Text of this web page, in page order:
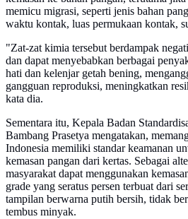
memicu migrasi, seperti jenis bahan
waktu kontak, luas permukaan kontak,
"Zat-zat kimia tersebut berdampak
dan dapat menyebabkan berbagai
hati dan kelenjar getah bening,
gangguan reproduksi, meningkatkan
kata dia.
Sementara itu, Kepala Badan
Bambang Prasetya mengatakan,
Indonesia memiliki standar keamanan
kemasan pangan dari kertas. Sebagai
masyarakat dapat menggunakan
grade yang seratus persen terbuat dari
tampilan berwarna putih bersih, tidak
tembus minyak.